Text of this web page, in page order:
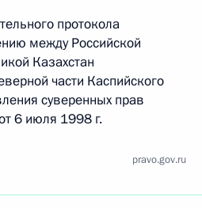
протокола
между Российской
Казахстан
части Каспийского
суверенных прав
6 июля 1998 г.
pravo.gov.ru